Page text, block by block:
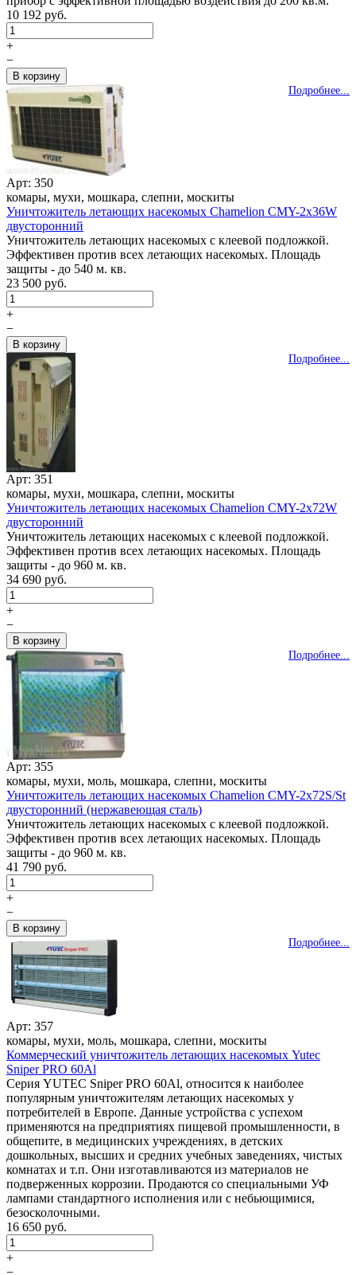
10 192 руб.
+
−
Подробнее...
Арт: 350
комары, мухи, мошкара, слепни, москиты
Уничтожитель летающих насекомых Chamelion CMY-2x36W
двусторонний
Уничтожитель летающих насекомых с клеевой подложкой.
Эффективен против всех летающих насекомых. Площадь
защиты - до 540 м. кв.
23 500 руб.
+
−
Подробнее...
Арт: 351
комары, мухи, мошкара, слепни, москиты
Уничтожитель летающих насекомых Chamelion CMY-2x72W
двусторонний
Уничтожитель летающих насекомых с клеевой подложкой.
Эффективен против всех летающих насекомых. Площадь
защиты - до 960 м. кв.
34 690 руб.
+
−
Подробнее...
Арт: 355
комары, мухи, моль, мошкара, слепни, москиты
Уничтожитель летающих насекомых Chamelion CMY-2x72S/St
двусторонний (нержавеющая сталь)
Уничтожитель летающих насекомых с клеевой подложкой.
Эффективен против всех летающих насекомых. Площадь
защиты - до 960 м. кв.
41 790 руб.
+
−
Подробнее...
Арт: 357
комары, мухи, моль, мошкара, слепни, москиты
Коммерческий уничтожитель летающих насекомых Yutec
Sniper PRO 60Al
Серия YUTEC Sniper PRO 60Al, относится к наиболее
популярным уничтожителям летающих насекомых у
потребителей в Европе. Данные устройства с успехом
применяются на предприятиях пищевой промышленности, в
общепите, в медицинских учреждениях, в детских
дошкольных, высших и средних учебных заведениях, чистых
комнатах и т.п. Они изготавливаются из материалов не
подверженных коррозии. Продаются со специальными УФ
лампами стандартного исполнения или с небьющимися,
безосколочными.
16 650 руб.
+
−